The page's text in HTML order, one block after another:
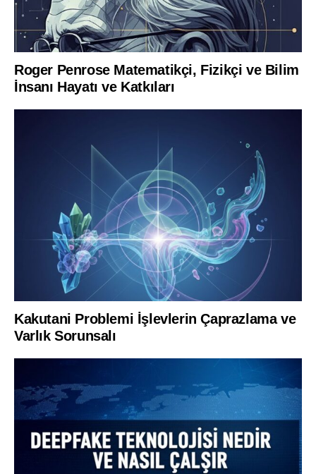
Roger Penrose Matematikçi, Fizikçi ve Bilim
İnsanı Hayatı ve Katkıları
Kakutani Problemi İşlevlerin Çaprazlama ve
Varlık Sorunsalı